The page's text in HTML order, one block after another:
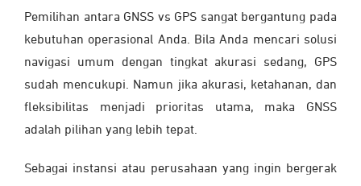
Pemilihan antara GNSS vs GPS sangat bergantung pada
kebutuhan operasional Anda. Bila Anda mencari solusi
navigasi umum dengan tingkat akurasi sedang, GPS
sudah mencukupi. Namun jika akurasi, ketahanan, dan
fleksibilitas menjadi prioritas utama, maka GNSS
adalah pilihan yang lebih tepat.
Sebagai instansi atau perusahaan yang ingin bergerak